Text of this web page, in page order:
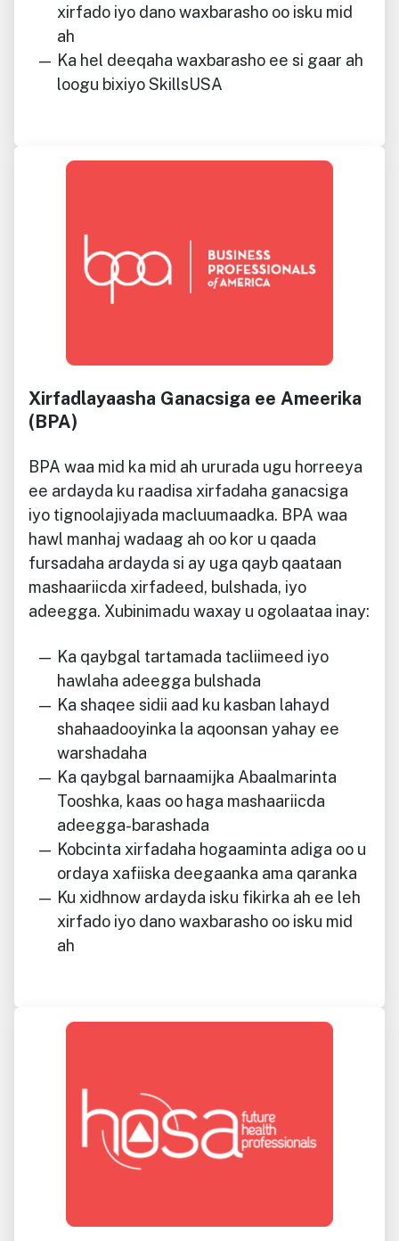
xirfado iyo dano waxbarasho oo isku mid
ah
Ka hel deeqaha waxbarasho ee si gaar ah
loogu bixiyo SkillsUSA
Xirfadlayaasha Ganacsiga ee Ameerika
(BPA)
BPA waa mid ka mid ah ururada ugu horreeya
ee ardayda ku raadisa xirfadaha ganacsiga
iyo tignoolajiyada macluumaadka. BPA waa
hawl manhaj wadaag ah oo kor u qaada
fursadaha ardayda si ay uga qayb qaataan
mashaariicda xirfadeed, bulshada, iyo
adeegga. Xubinimadu waxay u ogolaataa inay:
Ka qaybgal tartamada tacliimeed iyo
hawlaha adeegga bulshada
Ka shaqee sidii aad ku kasban lahayd
shahaadooyinka la aqoonsan yahay ee
warshadaha
Ka qaybgal barnaamijka Abaalmarinta
Tooshka, kaas oo haga mashaariicda
adeegga-barashada
Kobcinta xirfadaha hogaaminta adiga oo u
ordaya xafiiska deegaanka ama qaranka
Ku xidhnow ardayda isku fikirka ah ee leh
xirfado iyo dano waxbarasho oo isku mid
ah